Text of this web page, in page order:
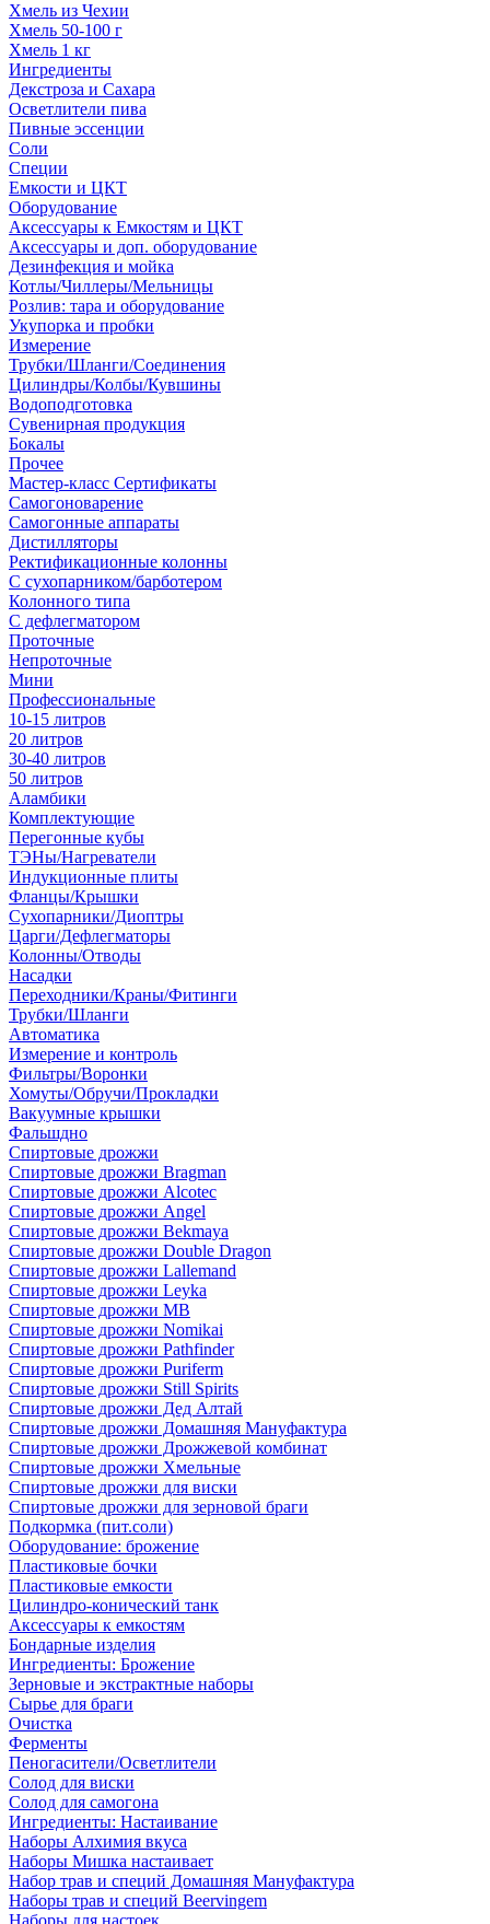
Хмель из Чехии
Хмель 50-100 г
Хмель 1 кг
Ингредиенты
Декстроза и Сахара
Осветлители пива
Пивные эссенции
Соли
Специи
Емкости и ЦКТ
Оборудование
Аксессуары к Емкостям и ЦКТ
Аксессуары и доп. оборудование
Дезинфекция и мойка
Котлы/Чиллеры/Мельницы
Розлив: тара и оборудование
Укупорка и пробки
Измерение
Трубки/Шланги/Соединения
Цилиндры/Колбы/Кувшины
Водоподготовка
Сувенирная продукция
Бокалы
Прочее
Мастер-класс Сертификаты
Самогоноварение
Самогонные аппараты
Дистилляторы
Ректификационные колонны
С сухопарником/барботером
Колонного типа
С дефлегматором
Проточные
Непроточные
Мини
Профессиональные
10-15 литров
20 литров
30-40 литров
50 литров
Аламбики
Комплектующие
Перегонные кубы
ТЭНы/Нагреватели
Индукционные плиты
Фланцы/Крышки
Сухопарники/Диоптры
Царги/Дефлегматоры
Колонны/Отводы
Насадки
Переходники/Краны/Фитинги
Трубки/Шланги
Автоматика
Измерение и контроль
Фильтры/Воронки
Хомуты/Обручи/Прокладки
Вакуумные крышки
Фальшдно
Спиртовые дрожжи
Спиртовые дрожжи Bragman
Спиртовые дрожжи Alcotec
Спиртовые дрожжи Angel
Спиртовые дрожжи Bekmaya
Спиртовые дрожжи Double Dragon
Спиртовые дрожжи Lallemand
Спиртовые дрожжи Leyka
Спиртовые дрожжи MB
Спиртовые дрожжи Nomikai
Спиртовые дрожжи Pathfinder
Спиртовые дрожжи Puriferm
Спиртовые дрожжи Still Spirits
Спиртовые дрожжи Дед Алтай
Спиртовые дрожжи Домашняя Мануфактура
Спиртовые дрожжи Дрожжевой комбинат
Спиртовые дрожжи Хмельные
Спиртовые дрожжи для виски
Спиртовые дрожжи для зерновой браги
Подкормка (пит.соли)
Оборудование: брожение
Пластиковые бочки
Пластиковые емкости
Цилиндро-конический танк
Аксессуары к емкостям
Бондарные изделия
Ингредиенты: Брожение
Зерновые и экстрактные наборы
Сырье для браги
Очистка
Ферменты
Пеногасители/Осветлители
Солод для виски
Солод для самогона
Ингредиенты: Настаивание
Наборы Алхимия вкуса
Наборы Мишка настаивает
Набор трав и специй Домашняя Мануфактура
Наборы трав и специй Beervingem
Наборы для настоек